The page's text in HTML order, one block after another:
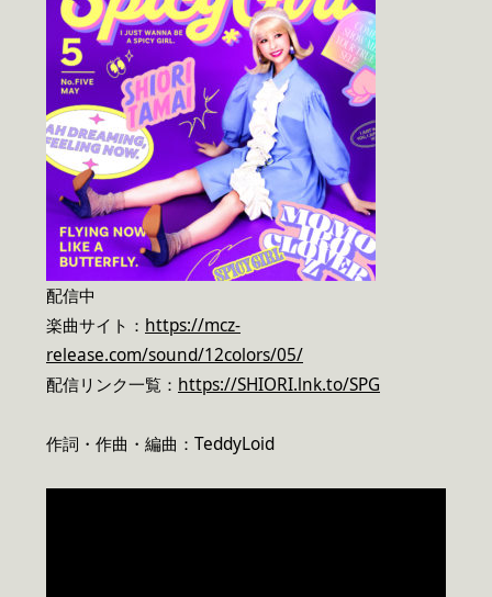
配信中
楽曲サイト： https://mcz-
release.com/sound/12colors/05/
配信リンク一覧： https://SHIORI.lnk.to/SPG
作詞・作曲・編曲：TeddyLoid